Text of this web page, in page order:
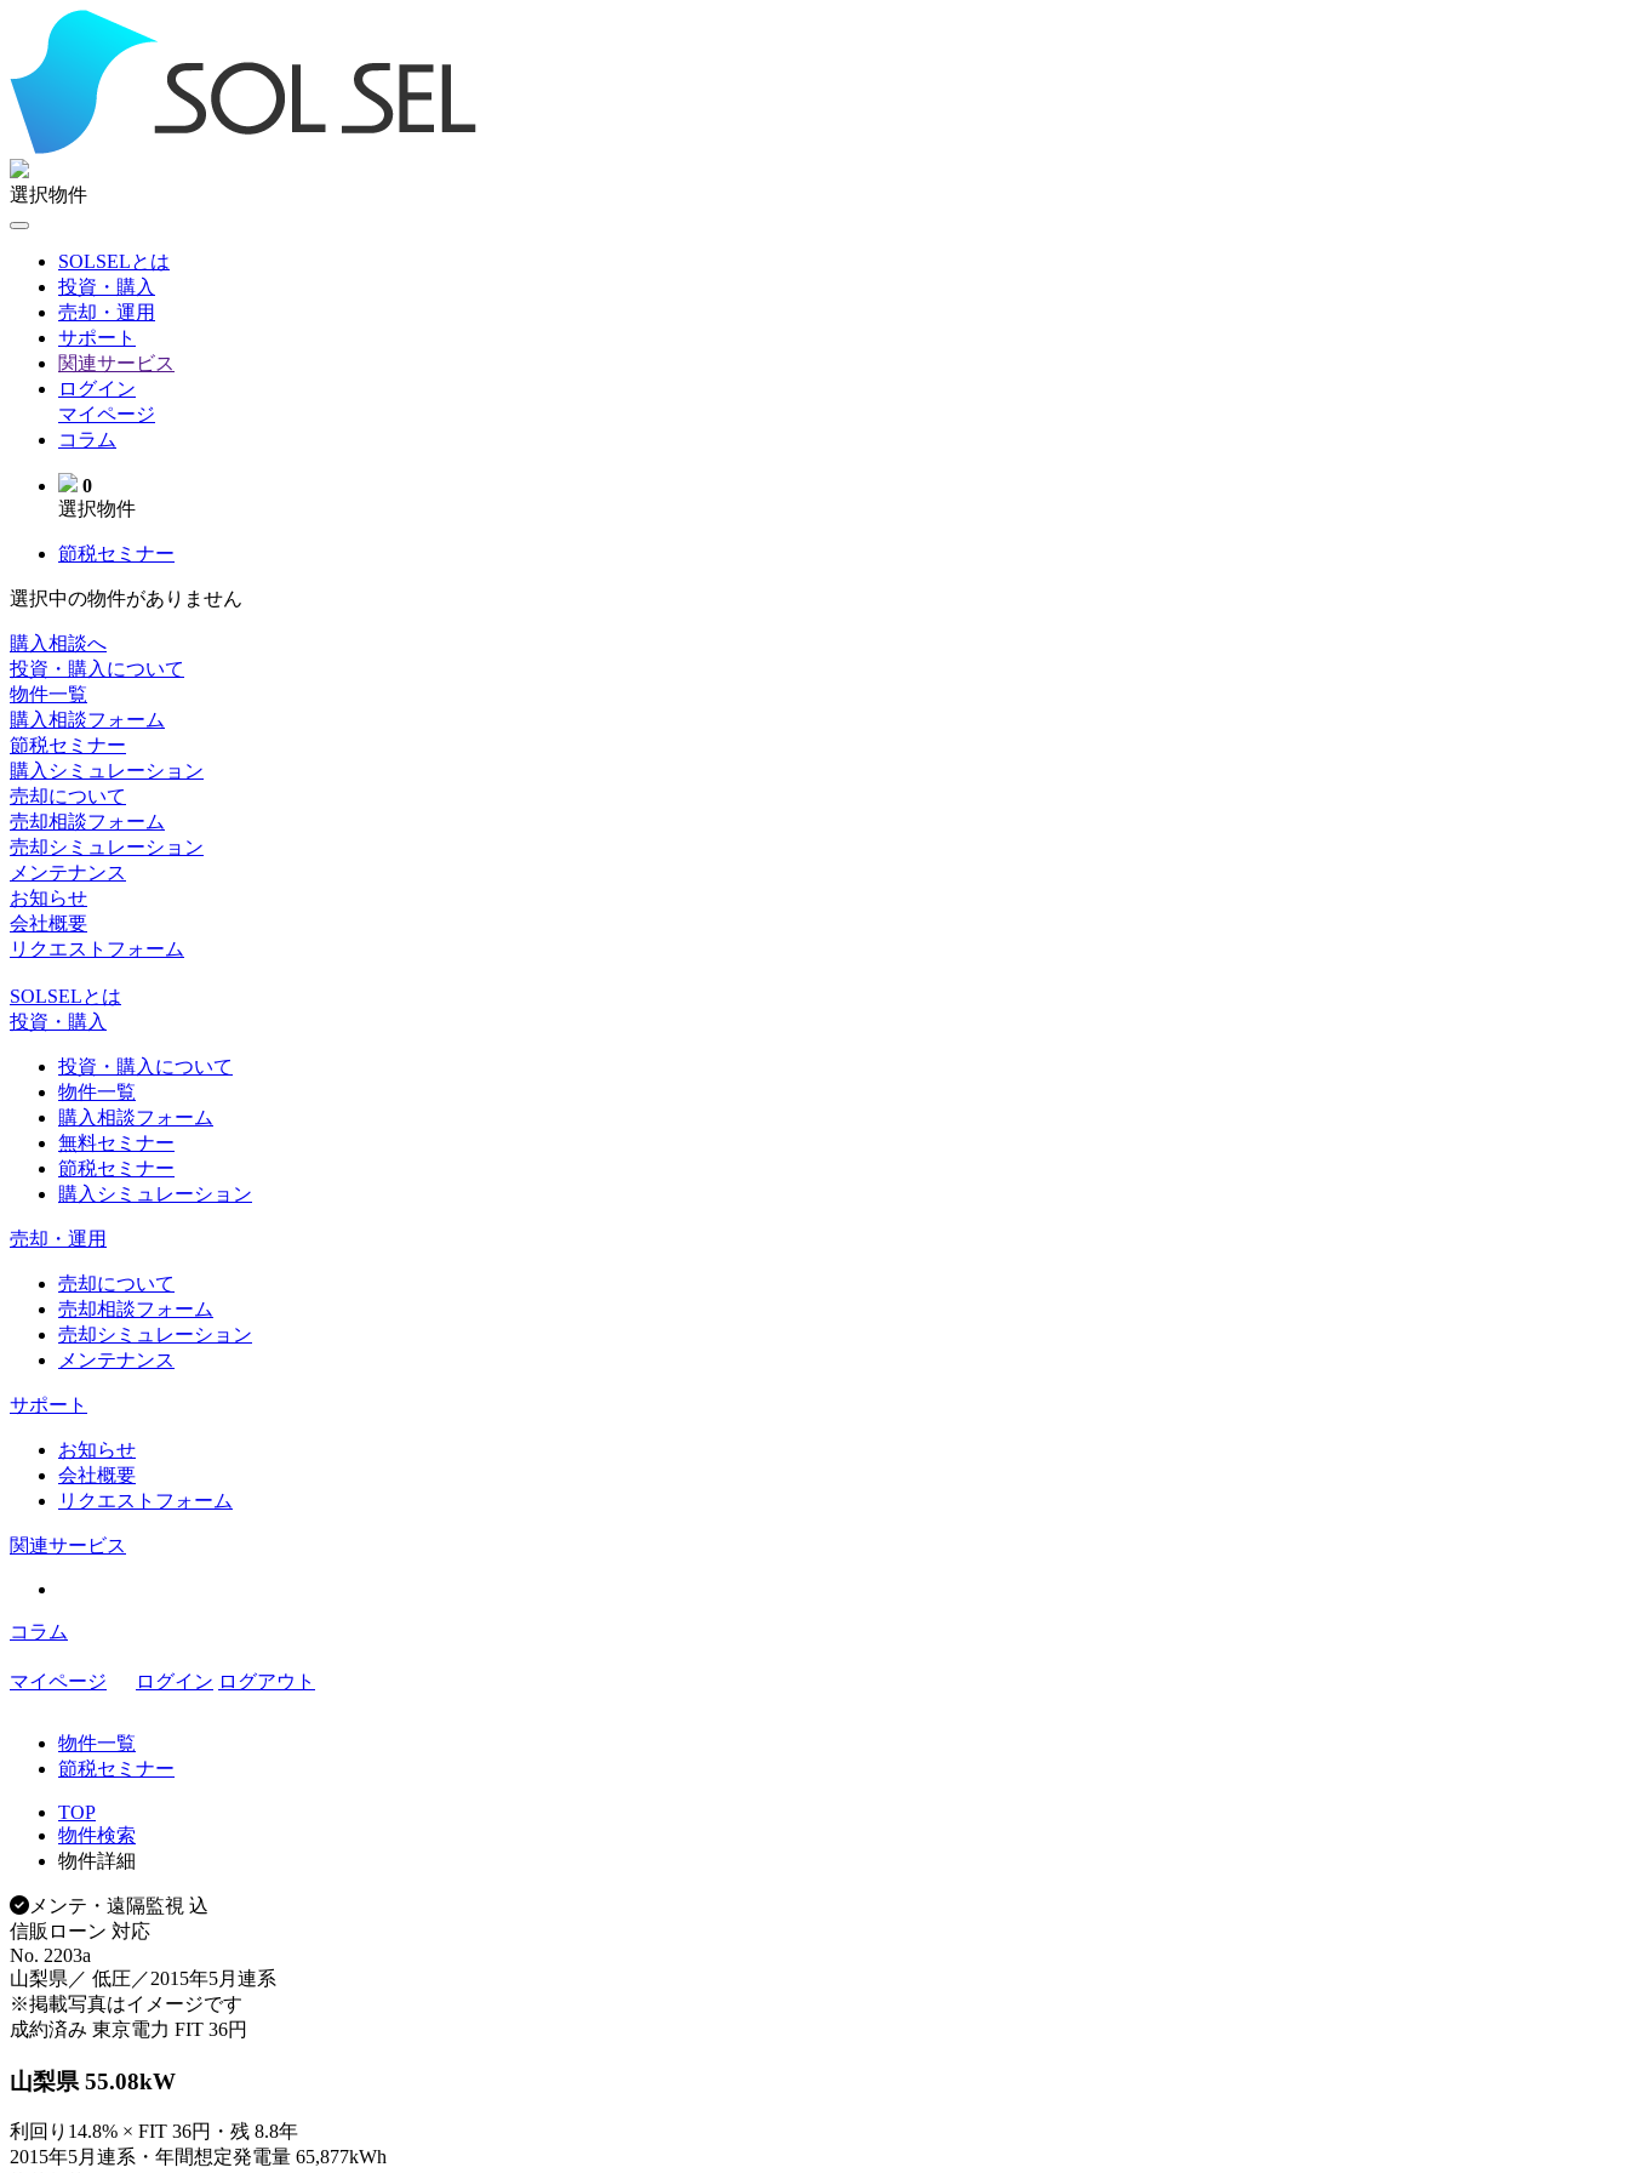
選択物件
SOLSELとは
投資・購入
売却・運用
サポート
関連サービス
ログイン
マイページ
コラム
0
選択物件
節税セミナー
選択中の物件がありません
購入相談へ
投資・購入について
物件一覧
購入相談フォーム
節税セミナー
購入シミュレーション
売却について
売却相談フォーム
売却シミュレーション
メンテナンス
お知らせ
会社概要
リクエストフォーム
SOLSELとは
投資・購入
投資・購入について
物件一覧
購入相談フォーム
無料セミナー
節税セミナー
購入シミュレーション
売却・運用
売却について
売却相談フォーム
売却シミュレーション
メンテナンス
サポート
お知らせ
会社概要
リクエストフォーム
関連サービス
コラム
マイページ ログイン ログアウト
物件一覧
節税セミナー
TOP
物件検索
物件詳細
メンテ・遠隔監視 込
信販ローン 対応
No. 2203a
山梨県／ 低圧／2015年5月連系
※掲載写真はイメージです
成約済み 東京電力 FIT 36円
山梨県 55.08kW
利回り14.8% × FIT 36円・残 8.8年
2015年5月連系・年間想定発電量 65,877kWh